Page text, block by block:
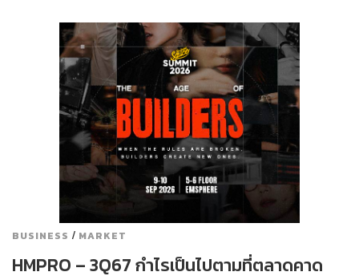
BUSINESS / MARKET
HMPRO – 3Q67 กำไรเป็นไปตามที่ตลาดคาด